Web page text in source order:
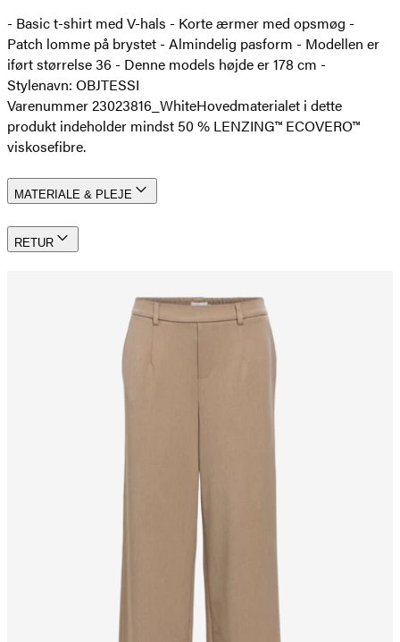
- Basic t-shirt med V-hals - Korte ærmer med opsmøg -
Patch lomme på brystet - Almindelig pasform - Modellen er
iført størrelse 36 - Denne models højde er 178 cm -
Stylenavn: OBJTESSI
Varenummer 23023816_WhiteHovedmaterialet i dette
produkt indeholder mindst 50 % LENZING™ ECOVERO™
viskosefibre.
MATERIALE & PLEJE
RETUR